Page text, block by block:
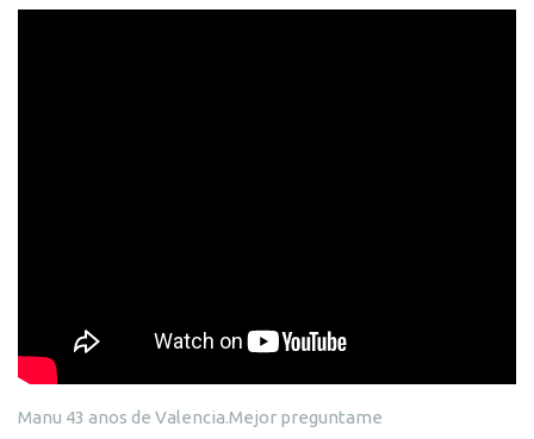
Manu 43 anos de Valencia.Mejor preguntame